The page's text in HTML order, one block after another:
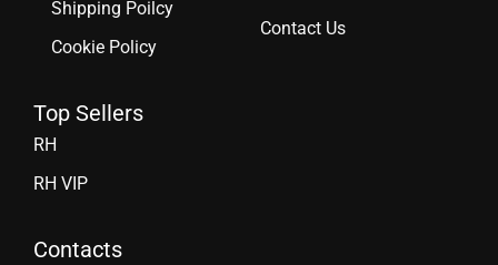
Shipping Poilcy
Cookie Policy
Contact Us
Top Sellers
RH
RH VIP
Contacts